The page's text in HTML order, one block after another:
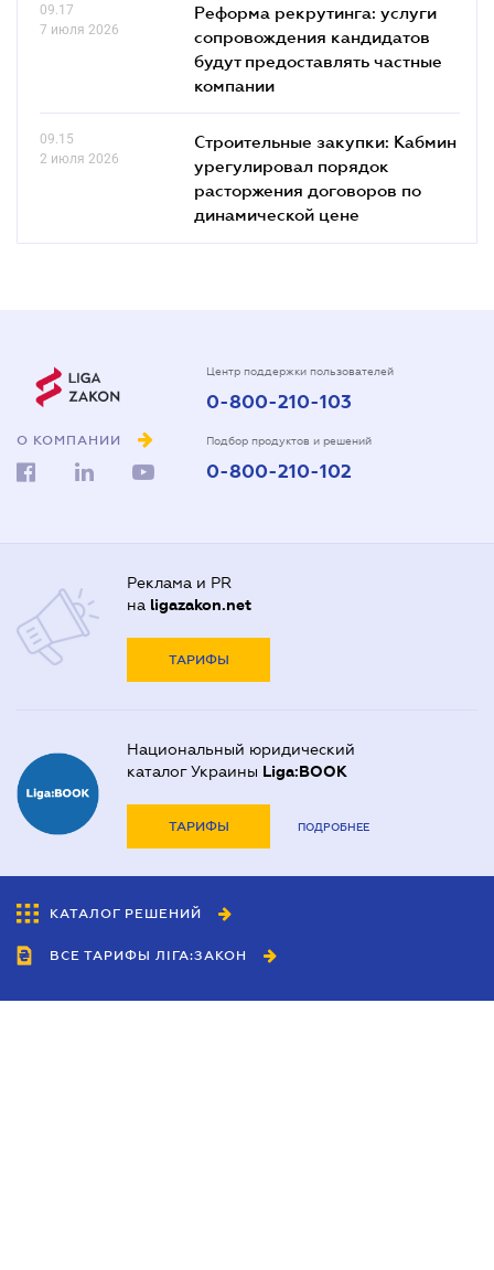
09.17
7 июля 2026
Реформа рекрутинга: услуги
сопровождения кандидатов
будут предоставлять частные
компании
09.15
2 июля 2026
Строительные закупки: Кабмин
урегулировал порядок
расторжения договоров по
динамической цене
О КОМПАНИИ
Центр поддержки пользователей
0-800-210-103
Подбор продуктов и решений
0-800-210-102
Реклама и PR
на ligazakon.net
ТАРИФЫ
Национальный юридический
каталог Украины Liga:BOOK
ТАРИФЫ ПОДРОБНЕЕ
КАТАЛОГ РЕШЕНИЙ
ВСЕ ТАРИФЫ ЛІГА:ЗАКОН